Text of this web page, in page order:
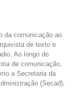
da comunicação ao
de texto e
Ao longo do
de comunicação,
a Secretaria da
(Secad),